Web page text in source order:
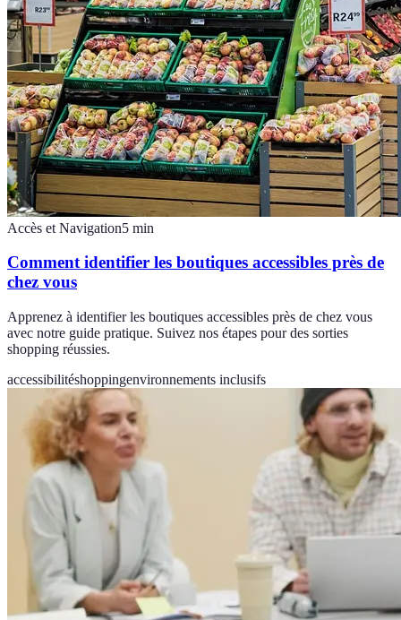
Accès et Navigation5 min
Comment identifier les boutiques accessibles près de
chez vous
Apprenez à identifier les boutiques accessibles près de chez vous
avec notre guide pratique. Suivez nos étapes pour des sorties
shopping réussies.
accessibilitéshoppingenvironnements inclusifs